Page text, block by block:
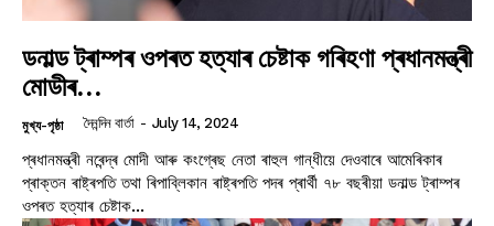
ডনাল্ড ট্ৰাম্পৰ ওপৰত হত্যাৰ চেষ্টাক গৰিহণা প্ৰধানমন্ত্ৰী
মোডীৰ…
মুখ্য-পৃষ্ঠা দৈনন্দিন বাৰ্তা - July 14, 2024
প্ৰধানমন্ত্ৰী নৰেন্দ্ৰ মোদী আৰু কংগ্ৰেছ নেতা ৰাহুল গান্ধীয়ে দেওবাৰে আমেৰিকাৰ
প্ৰাক্তন ৰাষ্ট্ৰপতি তথা ৰিপাব্লিকান ৰাষ্ট্ৰপতি পদৰ প্ৰাৰ্থী ৭৮ বছৰীয়া ডনাল্ড ট্ৰাম্পৰ
ওপৰত হত্যাৰ চেষ্টাক...